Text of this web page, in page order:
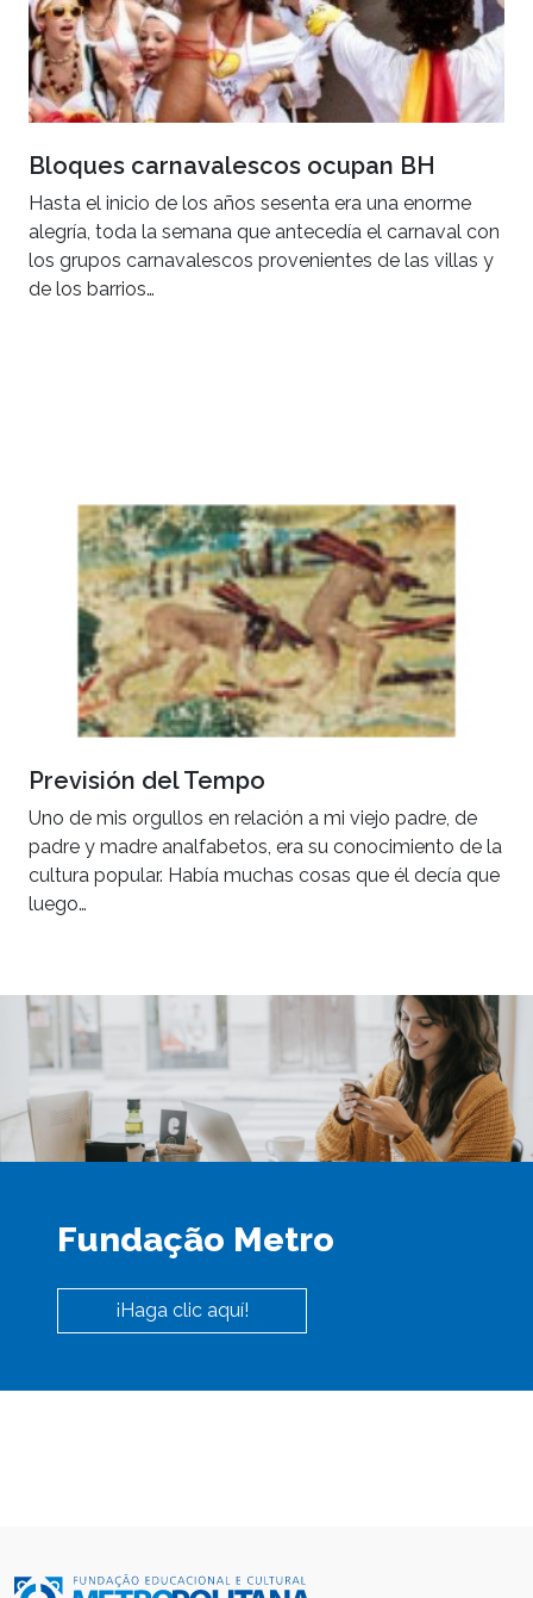
Bloques carnavalescos ocupan BH
Hasta el inicio de los años sesenta era una enorme
alegría, toda la semana que antecedía el carnaval con
los grupos carnavalescos provenientes de las villas y
de los barrios…
Previsión del Tempo
Uno de mis orgullos en relación a mi viejo padre, de
padre y madre analfabetos, era su conocimiento de la
cultura popular. Había muchas cosas que él decía que
luego…
Fundação Metro
¡Haga clic aquí!